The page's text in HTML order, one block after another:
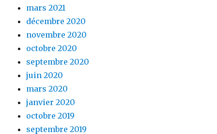
mars 2021
décembre 2020
novembre 2020
octobre 2020
septembre 2020
juin 2020
mars 2020
janvier 2020
octobre 2019
septembre 2019